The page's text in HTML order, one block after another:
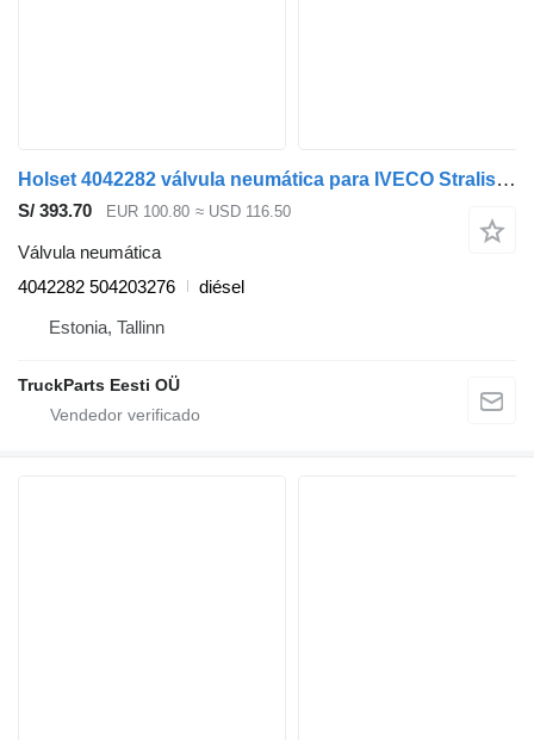
Holset 4042282 válvula neumática para IVECO Stralis, Trakker (2002-) cabeza tractora
S/ 393.70 EUR 100.80 ≈ USD 116.50
Válvula neumática
4042282 504203276
diésel
Estonia, Tallinn
TruckParts Eesti OÜ